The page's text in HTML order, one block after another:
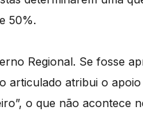
50%.
Regional. Se fosse
articulado atribui o apoio
o que não acontece